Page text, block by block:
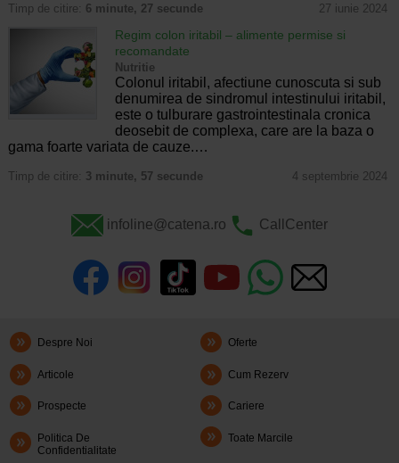
Timp de citire: 6 minute, 27 secunde 27 iunie 2024
Regim colon iritabil – alimente permise si
recomandate
Nutritie
Colonul iritabil, afectiune cunoscuta si sub
denumirea de sindromul intestinului iritabil,
este o tulburare gastrointestinala cronica
deosebit de complexa, care are la baza o
gama foarte variata de cauze.…
Timp de citire: 3 minute, 57 secunde 4 septembrie 2024
infoline@catena.ro CallCenter
Despre Noi Oferte
Articole Cum Rezerv
Prospecte Cariere
Politica De
Confidentialitate
Toate Marcile